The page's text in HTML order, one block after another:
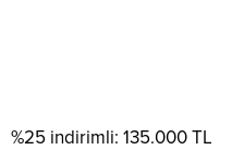
%25 indirimli: 135.000 TL